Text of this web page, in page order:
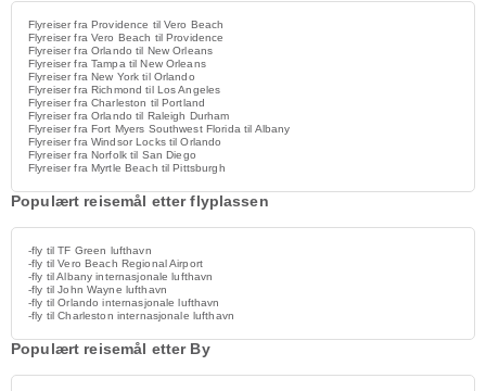
Flyreiser fra Providence til Vero Beach
Flyreiser fra Vero Beach til Providence
Flyreiser fra Orlando til New Orleans
Flyreiser fra Tampa til New Orleans
Flyreiser fra New York til Orlando
Flyreiser fra Richmond til Los Angeles
Flyreiser fra Charleston til Portland
Flyreiser fra Orlando til Raleigh Durham
Flyreiser fra Fort Myers Southwest Florida til Albany
Flyreiser fra Windsor Locks til Orlando
Flyreiser fra Norfolk til San Diego
Flyreiser fra Myrtle Beach til Pittsburgh
Populært reisemål etter flyplassen
-fly til TF Green lufthavn
-fly til Vero Beach Regional Airport
-fly til Albany internasjonale lufthavn
-fly til John Wayne lufthavn
-fly til Orlando internasjonale lufthavn
-fly til Charleston internasjonale lufthavn
Populært reisemål etter By